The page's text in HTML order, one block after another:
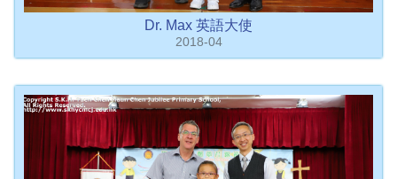
Dr. Max 英語大使
2018-04